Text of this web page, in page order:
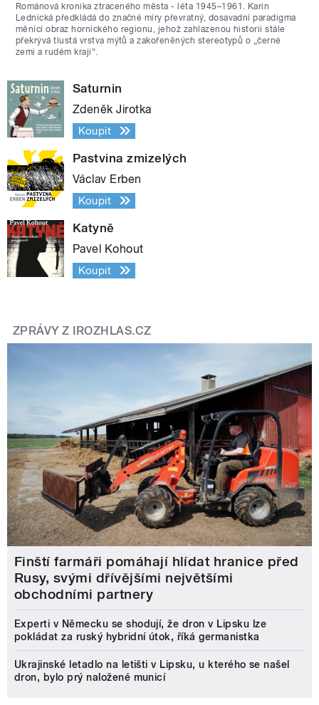
Románová kronika ztraceného města - léta 1945–1961. Karin
Lednická předkládá do značné míry převratný, dosavadní paradigma
měnící obraz hornického regionu, jehož zahlazenou historii stále
překrývá tlustá vrstva mýtů a zakořeněných stereotypů o „černé
zemi a rudém kraji“.
Saturnin
Zdeněk Jirotka
Koupit
Pastvina zmizelých
Václav Erben
Koupit
Katyně
Pavel Kohout
Koupit
ZPRÁVY Z IROZHLAS.CZ
Finští farmáři pomáhají hlídat hranice před
Rusy, svými dřívějšími největšími
obchodními partnery
Experti v Německu se shodují, že dron v Lipsku lze
pokládat za ruský hybridní útok, říká germanistka
Ukrajinské letadlo na letišti v Lipsku, u kterého se našel
dron, bylo prý naložené municí